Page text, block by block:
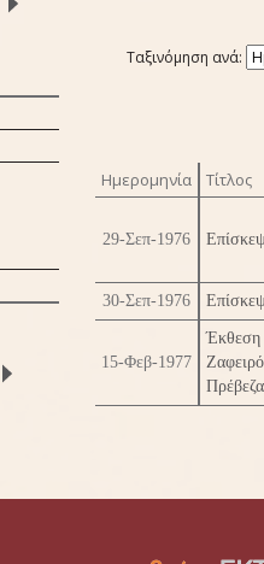
Ταξινόμηση ανά:
Ημερομηνία Τίτλος
29-Σεπ-1976
30-Σεπ-1976
15-Φεβ-1977
Έκθεση